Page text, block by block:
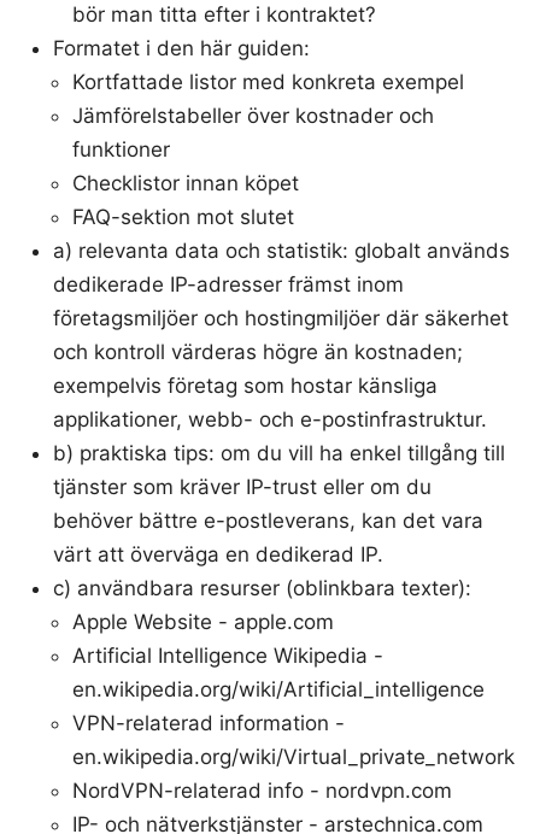
bör man titta efter i kontraktet?
Formatet i den här guiden:
Kortfattade listor med konkreta exempel
Jämförelstabeller över kostnader och
funktioner
Checklistor innan köpet
FAQ-sektion mot slutet
a) relevanta data och statistik: globalt används
dedikerade IP-adresser främst inom
företagsmiljöer och hostingmiljöer där säkerhet
och kontroll värderas högre än kostnaden;
exempelvis företag som hostar känsliga
applikationer, webb- och e-postinfrastruktur.
b) praktiska tips: om du vill ha enkel tillgång till
tjänster som kräver IP-trust eller om du
behöver bättre e-postleverans, kan det vara
värt att överväga en dedikerad IP.
c) användbara resurser (oblinkbara texter):
Apple Website - apple.com
Artificial Intelligence Wikipedia -
en.wikipedia.org/wiki/Artificial_intelligence
VPN-relaterad information -
en.wikipedia.org/wiki/Virtual_private_network
NordVPN-relaterad info - nordvpn.com
IP- och nätverkstjänster - arstechnica.com